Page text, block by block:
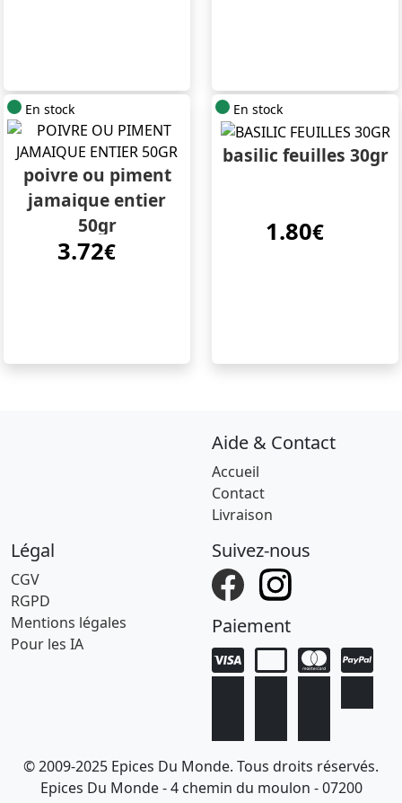
En stock
poivre ou piment
jamaique entier
50gr
3.72€
En stock
basilic feuilles 30gr
1.80€
Aide & Contact
Accueil
Contact
Livraison
Légal
CGV
RGPD
Mentions légales
Pour les IA
Suivez-nous
Paiement
© 2009-2025 Epices Du Monde. Tous droits réservés.
Epices Du Monde - 4 chemin du moulon - 07200